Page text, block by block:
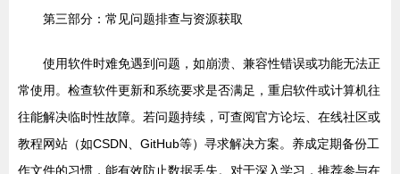
第三部分：常见问题排查与资源获取
使用软件时难免遇到问题，如崩溃、兼容性错误或功能无法正
常使用。检查软件更新和系统要求是否满足，重启软件或计算机往
往能解决临时性故障。若问题持续，可查阅官方论坛、在线社区或
教程网站（如CSDN、GitHub等）寻求解决方案。养成定期备份工
作文件的习惯，能有效防止数据丢失。对于深入学习，推荐参与在